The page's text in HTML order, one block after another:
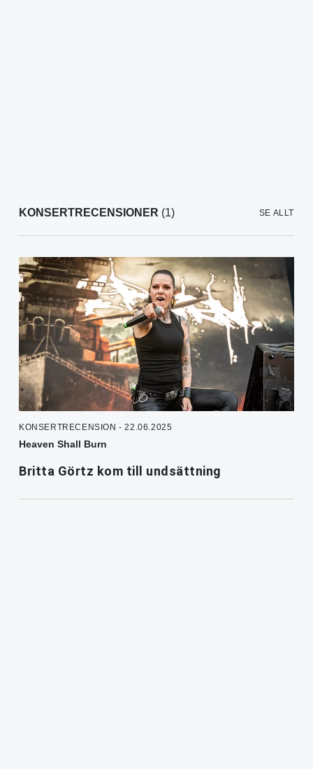
KONSERTRECENSIONER (1) SE ALLT
KONSERTRECENSION - 22.06.2025
Heaven Shall Burn
Britta Görtz kom till undsättning